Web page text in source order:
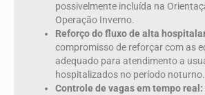
possivelmente incluída na
Operação Inverno.
Reforço do fluxo de alta
compromisso de reforçar com as
adequado para atendimento a
hospitalizados no período noturno.
Controle de vagas em tempo real: